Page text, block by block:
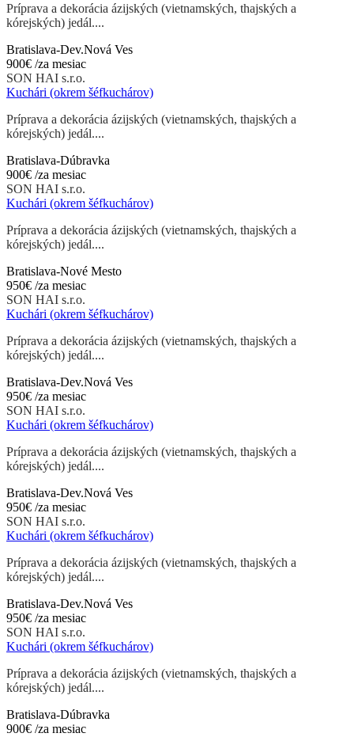
Príprava a dekorácia ázijských (vietnamských, thajských a
kórejských) jedál....
Bratislava-Dev.Nová Ves
900€ /za mesiac
SON HAI s.r.o.
Kuchári (okrem šéfkuchárov)
Príprava a dekorácia ázijských (vietnamských, thajských a
kórejských) jedál....
Bratislava-Dúbravka
900€ /za mesiac
SON HAI s.r.o.
Kuchári (okrem šéfkuchárov)
Príprava a dekorácia ázijských (vietnamských, thajských a
kórejských) jedál....
Bratislava-Nové Mesto
950€ /za mesiac
SON HAI s.r.o.
Kuchári (okrem šéfkuchárov)
Príprava a dekorácia ázijských (vietnamských, thajských a
kórejských) jedál....
Bratislava-Dev.Nová Ves
950€ /za mesiac
SON HAI s.r.o.
Kuchári (okrem šéfkuchárov)
Príprava a dekorácia ázijských (vietnamských, thajských a
kórejských) jedál....
Bratislava-Dev.Nová Ves
950€ /za mesiac
SON HAI s.r.o.
Kuchári (okrem šéfkuchárov)
Príprava a dekorácia ázijských (vietnamských, thajských a
kórejských) jedál....
Bratislava-Dev.Nová Ves
950€ /za mesiac
SON HAI s.r.o.
Kuchári (okrem šéfkuchárov)
Príprava a dekorácia ázijských (vietnamských, thajských a
kórejských) jedál....
Bratislava-Dúbravka
900€ /za mesiac